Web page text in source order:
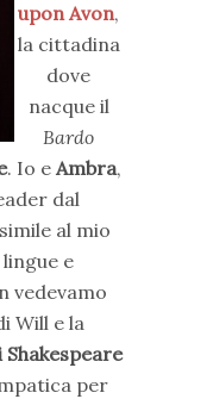
upon Avon,
la cittadina
dove
nacque il
Bardo
. Io e Ambra,
dal
al mio
e
vedevamo
Will e la
Shakespeare
per